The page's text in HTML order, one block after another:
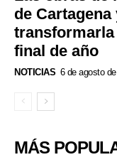
de
final de año
NOTICIAS 6 de agosto
MÁS